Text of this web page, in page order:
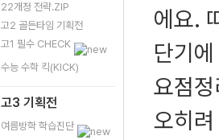
22개정 전략.ZIP
고2 골든타임 기획전
고1 필수 CHECK
수능 수학 킥(KICK)
고3 기획전
여름방학 학습진단
에요.
단기
요점
오히